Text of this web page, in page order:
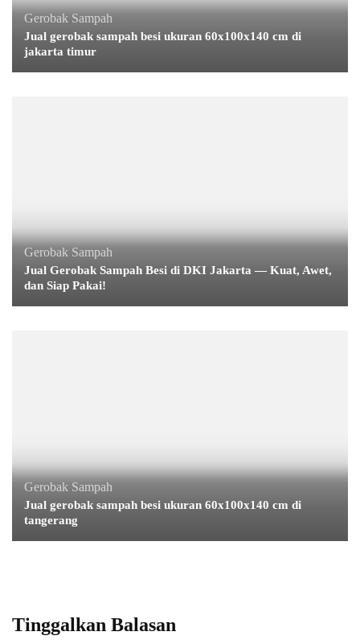
Gerobak Sampah
Jual gerobak sampah besi ukuran 60x100x140 cm di
jakarta timur
Gerobak Sampah
Jual Gerobak Sampah Besi di DKI Jakarta — Kuat, Awet,
dan Siap Pakai!
Gerobak Sampah
Jual gerobak sampah besi ukuran 60x100x140 cm di
tangerang
Tinggalkan Balasan